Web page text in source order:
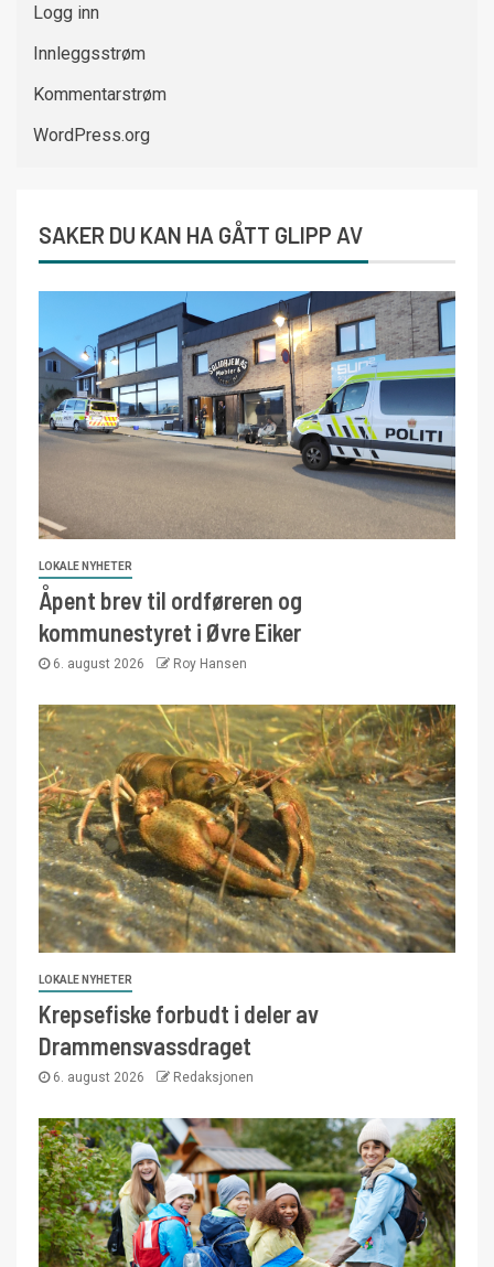
Logg inn
Innleggsstrøm
Kommentarstrøm
WordPress.org
SAKER DU KAN HA GÅTT GLIPP AV
LOKALE NYHETER
Åpent brev til ordføreren og
kommunestyret i Øvre Eiker
6. august 2026 Roy Hansen
LOKALE NYHETER
Krepsefiske forbudt i deler av
Drammensvassdraget
6. august 2026 Redaksjonen